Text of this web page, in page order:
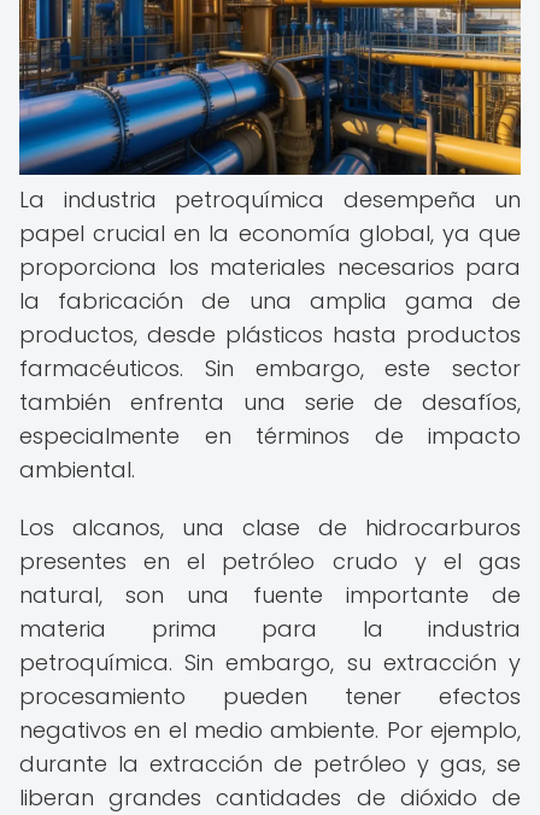
La industria petroquímica desempeña un
papel crucial en la economía global, ya que
proporciona los materiales necesarios para
la fabricación de una amplia gama de
productos, desde plásticos hasta productos
farmacéuticos. Sin embargo, este sector
también enfrenta una serie de desafíos,
especialmente en términos de impacto
ambiental.
Los alcanos, una clase de hidrocarburos
presentes en el petróleo crudo y el gas
natural, son una fuente importante de
materia prima para la industria
petroquímica. Sin embargo, su extracción y
procesamiento pueden tener efectos
negativos en el medio ambiente. Por ejemplo,
durante la extracción de petróleo y gas, se
liberan grandes cantidades de dióxido de